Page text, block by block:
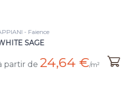
APPIANI - Finition et décors
SAGE
à partir de 2,64 €